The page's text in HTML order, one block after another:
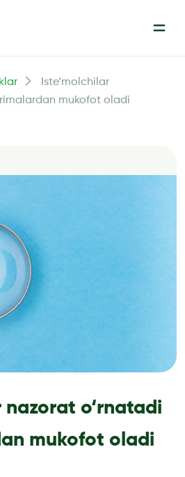
Iste’molchilar
mukofot oladi
nazorat o‘rnatadi
mukofot oladi